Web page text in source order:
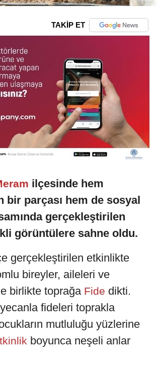
TAKİP ET
ilçesinde hem
bir parçası hem de sosyal
gerçekleştirilen
görüntülere sahne oldu.
gerçekleştirilen etkinlikte
bireyler, aileleri ve
birlikte toprağa Fide dikti.
fideleri toprakla
mutluluğu yüzlerine
boyunca neşeli anlar